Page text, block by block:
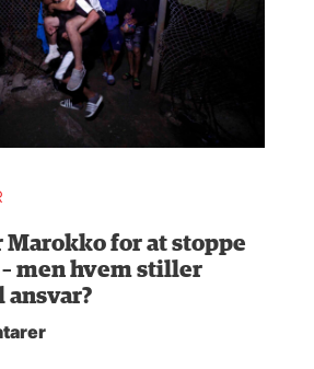
Marokko for at stoppe
men hvem stiller